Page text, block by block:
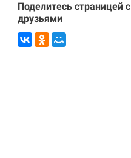
Поделитесь страницей с
друзьями